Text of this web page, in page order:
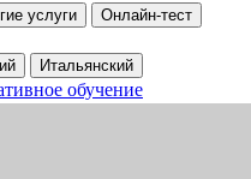
услуги
Онлайн-тест
Итальянский
обучение